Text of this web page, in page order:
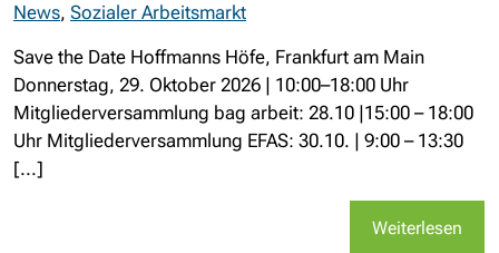
News, Sozialer Arbeitsmarkt
Save the Date Hoffmanns Höfe, Frankfurt am Main
Donnerstag, 29. Oktober 2026 | 10:00–18:00 Uhr
Mitgliederversammlung bag arbeit: 28.10 |15:00 – 18:00
Uhr Mitgliederversammlung EFAS: 30.10. | 9:00 – 13:30
[...]
Weiterlesen